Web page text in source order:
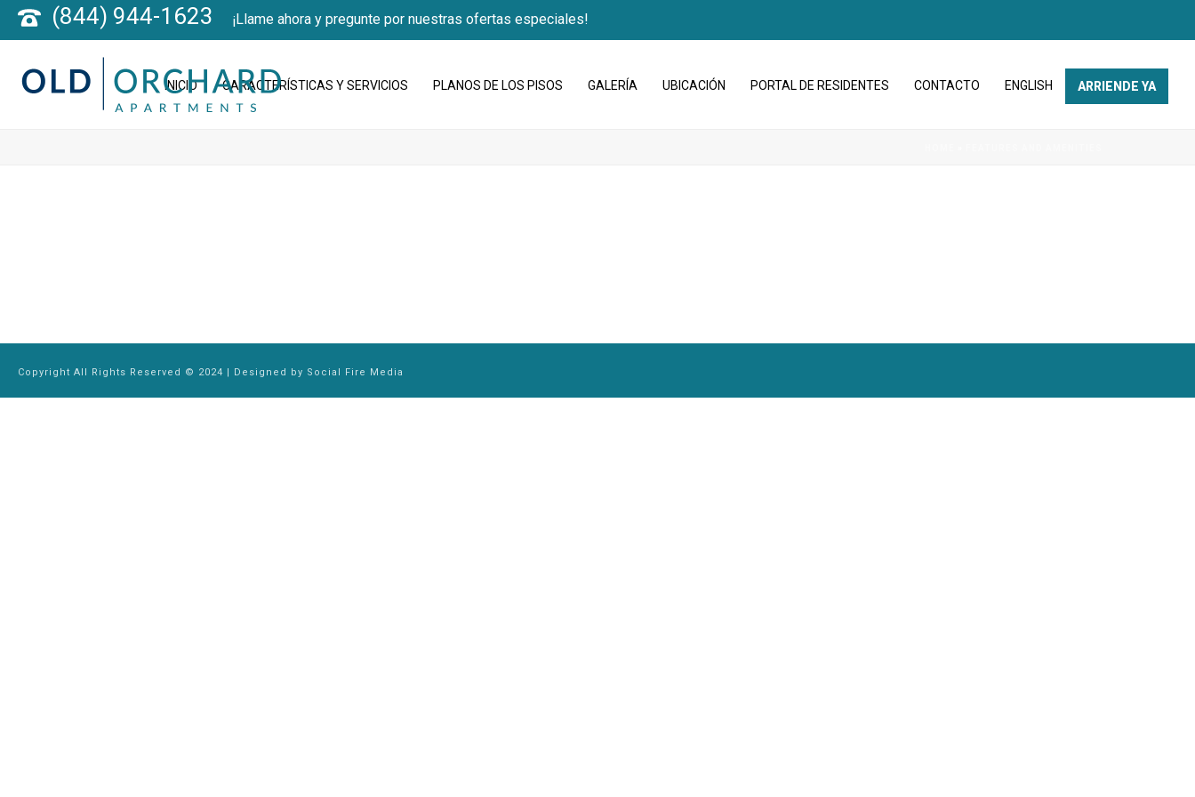
(844) 944-1623 ¡Llame ahora y pregunte por nuestras ofertas especiales!
INICIO CARACTERÍSTICAS Y SERVICIOS PLANOS DE LOS PISOS GALERÍA UBICACIÓN PORTAL DE RESIDENTES CONTACTO ENGLISH ARRIENDE YA
Copyright All Rights Reserved © 2024 | Designed by Social Fire Media